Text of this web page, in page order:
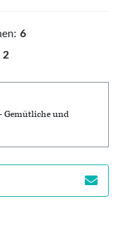
6
2
Gemütliche und